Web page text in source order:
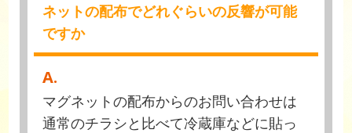
ネットの配布でどれぐらいの反響が可能
ですか
A.
マグネットの配布からのお問い合わせは
通常のチラシと比べて冷蔵庫などに貼っ